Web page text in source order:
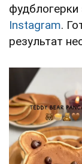
фудблогерки
Instagram.
результат